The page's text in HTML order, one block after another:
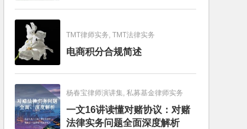
判决书
TMT律师实务, TMT法律实务
电商积分合规简述
杨春宝律师演讲集, 私募基金律师实务
一文16讲读懂对赌协议：对赌
法律实务问题全面深度解析